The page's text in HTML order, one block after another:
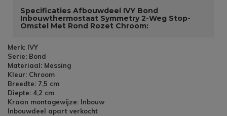
Specificaties Afbouwdeel IVY Bond
Inbouwthermostaat Symmetry 2-Weg Stop-
Omstel Met Rond Rozet Chroom:
Merk: IVY
Serie: Bond
Materiaal: Messing
Kleur: Chroom
Breedte: 7,5 cm
Diepte: 4,2 cm
Kraan montagewijze: Inbouw
Inbouwdeel apart verkocht